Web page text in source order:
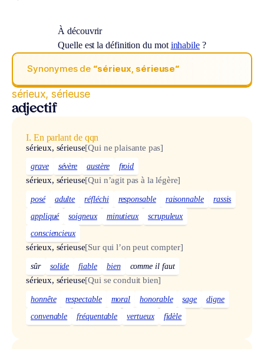
À découvrir
Quelle est la définition du mot inhabile?
Synonymes de “sérieux, sérieuse“
sérieux, sérieuse
adjectif
I. En parlant de qqn
sérieux, sérieuse[Qui ne plaisante pas]
grave sévère austère froid
sérieux, sérieuse[Qui n’agit pas à la légère]
posé adulte réfléchi responsable raisonnable
rassis
appliqué
soigneux minutieux
scrupuleux
consciencieux
sérieux, sérieuse[Sur qui l’on peut compter]
sûr solide fiable bien comme il faut
sérieux, sérieuse[Qui se conduit bien]
honnête respectable moral honorable sage
digne
convenable
fréquentable vertueux fidèle